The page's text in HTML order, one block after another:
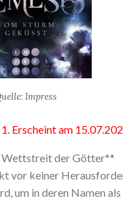
Impress
Erscheint am
Wettstreit der Götter**
vor keiner
um in deren Namen